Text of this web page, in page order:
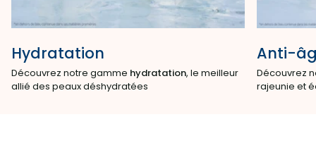
Hydratation
Découvrez notre gamme hydratation, le meilleur
allié des peaux déshydratées
Anti-
Découvrez
rajeunie et